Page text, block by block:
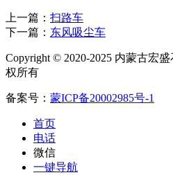
上一篇： 扫路车
下一篇： 东风吸尘车
Copyright © 2020-2025 内蒙古宏
权所有
备案号： 蒙ICP备20002985号-1
首页
电话
微信
一键导航